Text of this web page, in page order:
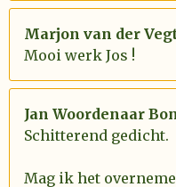
Marjon van der
Mooi werk Jos !
Jan Woordenaar
Schitterend gedicht.
Mag ik het